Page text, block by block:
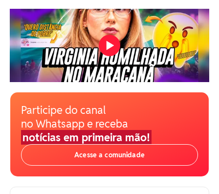
Participe do canal
no Whatsapp e receba
notícias em primeira mão!
Acesse a comunidade